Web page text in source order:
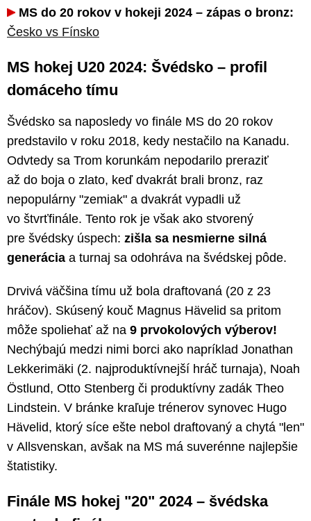
MS do 20 rokov v hokeji 2024 – zápas o bronz:
Česko vs Fínsko
MS hokej U20 2024: Švédsko – profil
domáceho tímu
Švédsko sa naposledy vo finále MS do 20 rokov
predstavilo v roku 2018, kedy nestačilo na Kanadu.
Odvtedy sa Trom korunkám nepodarilo preraziť
až do boja o zlato, keď dvakrát brali bronz, raz
nepopulárny "zemiak" a dvakrát vypadli už
vo štvrťfinále. Tento rok je však ako stvorený
pre švédsky úspech: zišla sa nesmierne silná
generácia a turnaj sa odohráva na švédskej pôde.
Drvivá väčšina tímu už bola draftovaná (20 z 23
hráčov). Skúsený kouč Magnus Hävelid sa pritom
môže spoliehať až na 9 prvokolových výberov!
Nechýbajú medzi nimi borci ako napríklad Jonathan
Lekkerimäki (2. najproduktívnejší hráč turnaja), Noah
Östlund, Otto Stenberg či produktívny zadák Theo
Lindstein. V bránke kraľuje trénerov synovec Hugo
Hävelid, ktorý síce ešte nebol draftovaný a chytá "len"
v Allsvenskan, avšak na MS má suverénne najlepšie
štatistiky.
Finále MS hokej "20" 2024 – švédska